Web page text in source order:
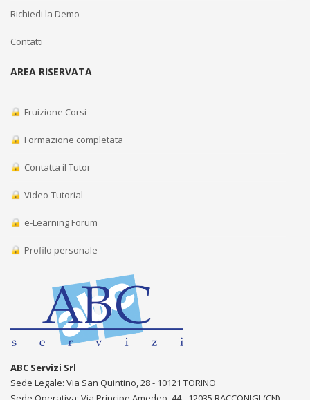
Richiedi la Demo
Contatti
AREA RISERVATA
Fruizione Corsi
Formazione completata
Contatta il Tutor
Video-Tutorial
e-Learning Forum
Profilo personale
ABC Servizi Srl
Sede Legale: Via San Quintino, 28 - 10121 TORINO